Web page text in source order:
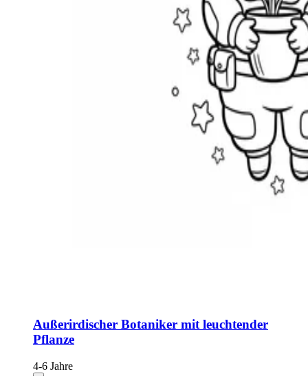
Außerirdischer Botaniker mit leuchtender
Pflanze
4-6 Jahre